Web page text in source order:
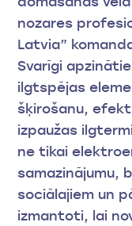
nozares
Latvia”
Svarīgi
ilgtspējas
šķirošanu,
izpaužas
ne tikai
samazinājumu,
sociālajiem un
izmantoti, lai